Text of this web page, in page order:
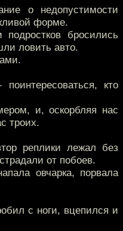
о недопустимости
форме.
подростков бросились
ловить авто.
кто
и, оскорбляя нас
троих.
реплики лежал без
от побоев.
овчарка, порвала
с ноги, вцепился и